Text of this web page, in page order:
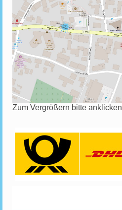
Zum Vergrößern bitte anklicken